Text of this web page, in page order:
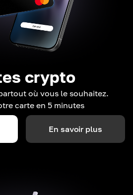
crypto
où vous le souhaitez.
carte en 5 minutes
En savoir plus